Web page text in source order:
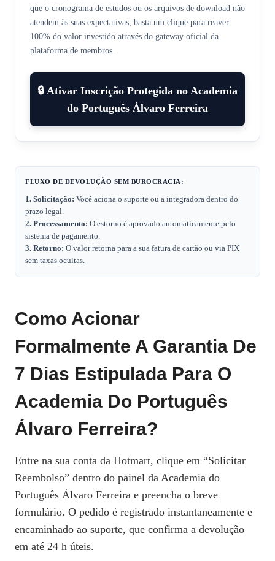
que o cronograma de estudos ou os arquivos de download não
atendem às suas expectativas, basta um clique para reaver
100% do valor investido através do gateway oficial da
plataforma de membros.
🔒 Ativar Inscrição Protegida no Academia
do Português Álvaro Ferreira
FLUXO DE DEVOLUÇÃO SEM BUROCRACIA:
1. Solicitação: Você aciona o suporte ou a integradora dentro do
prazo legal.
2. Processamento: O estorno é aprovado automaticamente pelo
sistema de pagamento.
3. Retorno: O valor retorna para a sua fatura de cartão ou via PIX
sem taxas ocultas.
Como Acionar
Formalmente A Garantia De
7 Dias Estipulada Para O
Academia Do Português
Álvaro Ferreira?
Entre na sua conta da Hotmart, clique em “Solicitar
Reembolso” dentro do painel da Academia do
Português Álvaro Ferreira e preencha o breve
formulário. O pedido é registrado instantaneamente e
encaminhado ao suporte, que confirma a devolução
em até 24 h úteis.